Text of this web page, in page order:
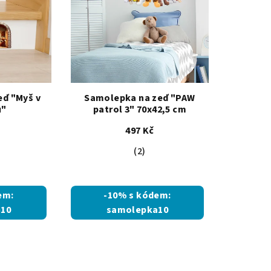
v EU
v EU
"Myš v
Samolepka na zeď "PAW
patrol 3" 70x42,5 cm
497 Kč
Průměrné
je
5,0
z
(2)
-10% s kódem:
samolepka10